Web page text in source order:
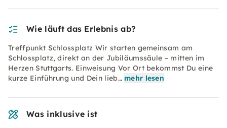
Wie läuft das Erlebnis ab?
Treffpunkt Schlossplatz Wir starten gemeinsam am
Schlossplatz, direkt an der Jubiläumssäule – mitten im
Herzen Stuttgarts.​ Einweisung Vor Ort bekommst Du eine
kurze Einführung und Dein lieb… mehr lesen
Was inklusive ist